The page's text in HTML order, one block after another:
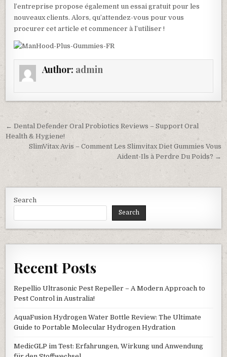
l’entreprise propose également un essai gratuit pour les
nouveaux clients. Alors, qu’attendez-vous pour vous
procurer cet article et commencer à l’utiliser !
Author: admin
Post navigation
← Dental Defender Oral Probiotics Reviews – Support Oral
Health & Hygiene!
SlimVitax Avis – Comment Les Slimvitax Diet Gummies Vous
Aident-Ils à Perdre Du Poids? →
Search
Search
Recent Posts
Repellio Ultrasonic Pest Repeller – A Modern Approach to
Pest Control in Australia!
AquaFusion Hydrogen Water Bottle Review: The Ultimate
Guide to Portable Molecular Hydrogen Hydration
MedicGLP im Test: Erfahrungen, Wirkung und Anwendung